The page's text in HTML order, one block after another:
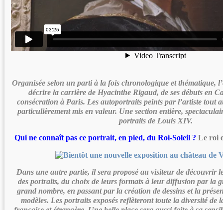
Organisée selon un parti à la fois chronologique et thématique,
décrire la carrière de Hyacinthe Rigaud, de ses débuts en
consécration à Paris. Les autoportraits peints par l’artiste tout
particulièrement mis en valeur. Une section entière,
portraits de Louis XIV.
Qui ne connaît pas ce portrait, en pied, du Roi-Soleil ? Le roi
Dans une autre partie, il sera proposé au visiteur de découvrir
des portraits, du choix de leurs formats à leur diffusion par la
grand nombre, en passant par la création de dessins et la
modèles. Les portraits exposés reflèteront toute la diversité de